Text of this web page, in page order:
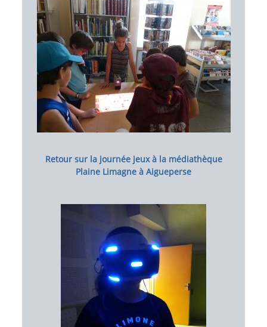
Retour sur la journée jeux à la médiathèque
Plaine Limagne à Aigueperse